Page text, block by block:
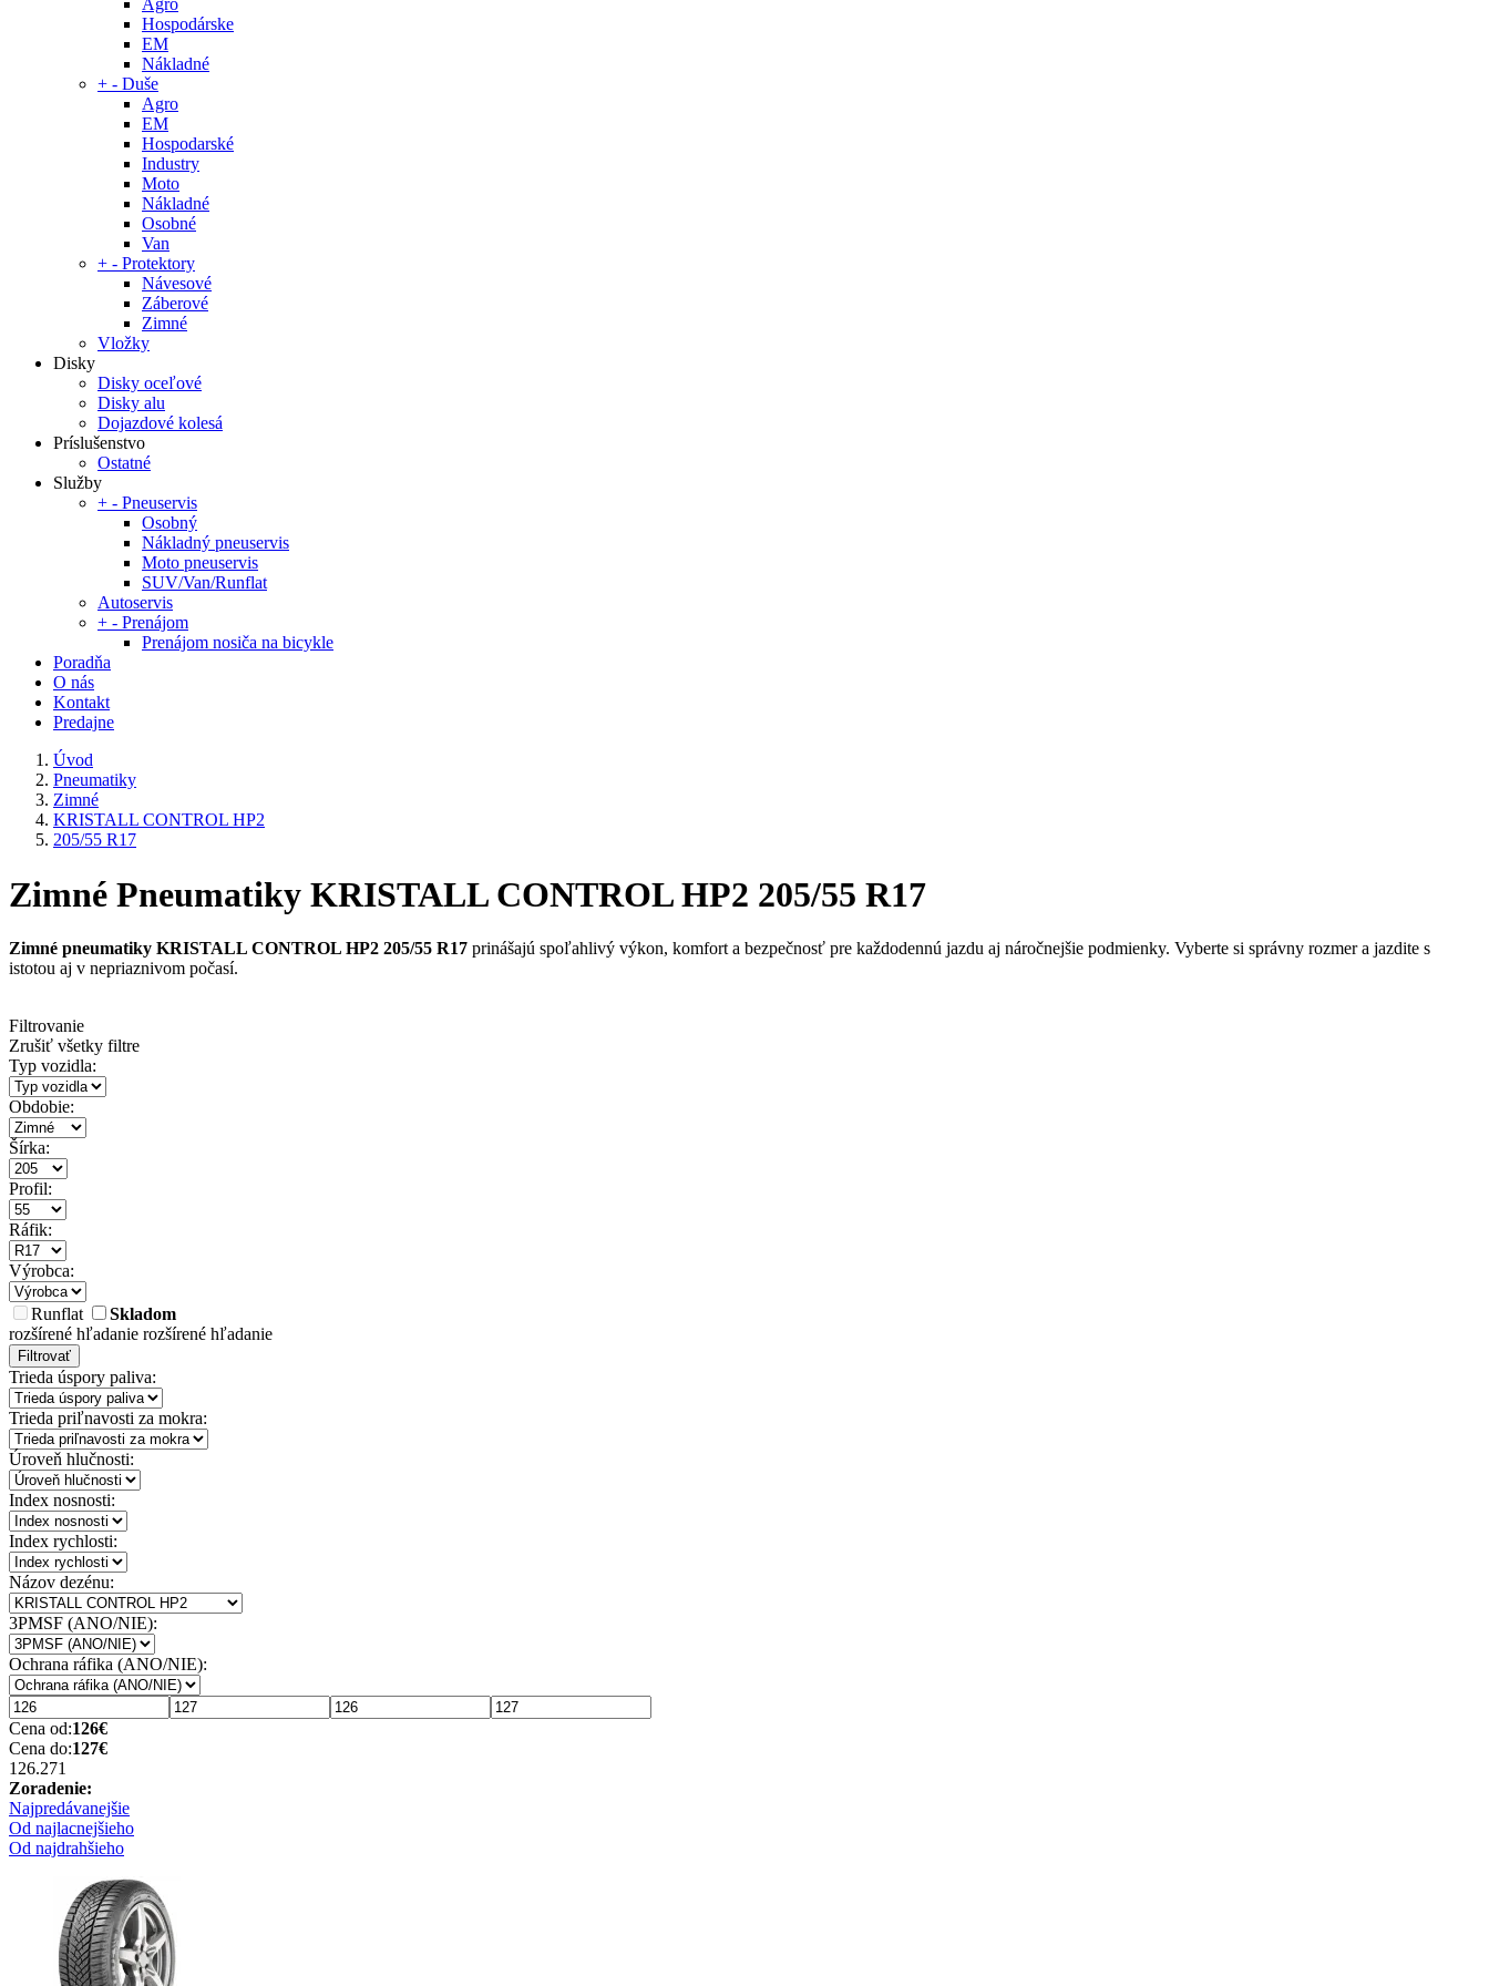
Agro
Hospodárske
EM
Nákladné
+ - Duše
Agro
EM
Hospodarské
Industry
Moto
Nákladné
Osobné
Van
+ - Protektory
Návesové
Záberové
Zimné
Vložky
Disky
Disky oceľové
Disky alu
Dojazdové kolesá
Príslušenstvo
Ostatné
Služby
+ - Pneuservis
Osobný
Nákladný pneuservis
Moto pneuservis
SUV/Van/Runflat
Autoservis
+ - Prenájom
Prenájom nosiča na bicykle
Poradňa
O nás
Kontakt
Predajne
Úvod
Pneumatiky
Zimné
KRISTALL CONTROL HP2
205/55 R17
Zimné Pneumatiky KRISTALL CONTROL HP2 205/55 R17
Zimné pneumatiky KRISTALL CONTROL HP2 205/55 R17 prinášajú spoľahlivý výkon, komfort a bezpečnosť pre každodennú jazdu aj náročnejšie podmienky. Vyberte si správny rozmer a jazdite s
istotou aj v nepriaznivom počasí.
Filtrovanie
Zrušiť všetky filtre
Typ vozidla:
Obdobie:
Šírka:
Profil:
Ráfik:
Výrobca:
Runflat
Skladom
rozšírené hľadanie rozšírené hľadanie
Filtrovať
Trieda úspory paliva:
Trieda priľnavosti za mokra:
Úroveň hlučnosti:
Index nosnosti:
Index rychlosti:
Názov dezénu:
3PMSF (ANO/NIE):
Ochrana ráfika (ANO/NIE):
Cena od:126€
Cena do:127€
126.271
Zoradenie:
Najpredávanejšie
Od najlacnejšieho
Od najdrahšieho